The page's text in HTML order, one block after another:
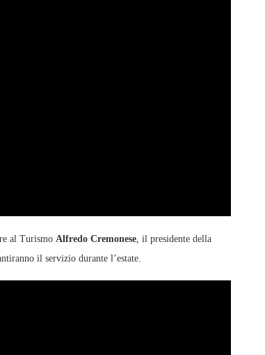
al Turismo Alfredo Cremonese, il presidente della
il servizio durante l’estate.